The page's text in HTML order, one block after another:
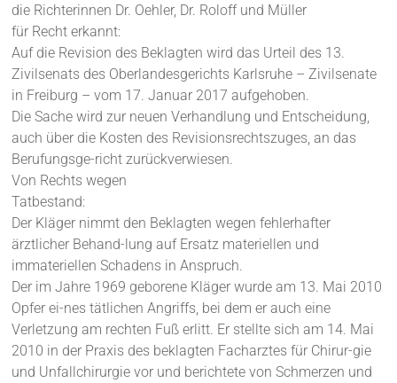
die Richterinnen Dr. Oehler, Dr. Roloff und Müller
für Recht erkannt:
Auf die Revision des Beklagten wird das Urteil des 13.
Zivilsenats des Oberlandesgerichts Karlsruhe – Zivilsenate
in Freiburg – vom 17. Januar 2017 aufgehoben.
Die Sache wird zur neuen Verhandlung und Entscheidung,
auch über die Kosten des Revisionsrechtszuges, an das
Berufungsge-richt zurückverwiesen.
Von Rechts wegen
Tatbestand:
Der Kläger nimmt den Beklagten wegen fehlerhafter
ärztlicher Behand-lung auf Ersatz materiellen und
immateriellen Schadens in Anspruch.
Der im Jahre 1969 geborene Kläger wurde am 13. Mai 2010
Opfer ei-nes tätlichen Angriffs, bei dem er auch eine
Verletzung am rechten Fuß erlitt. Er stellte sich am 14. Mai
2010 in der Praxis des beklagten Facharztes für Chirur-gie
und Unfallchirurgie vor und berichtete von Schmerzen und